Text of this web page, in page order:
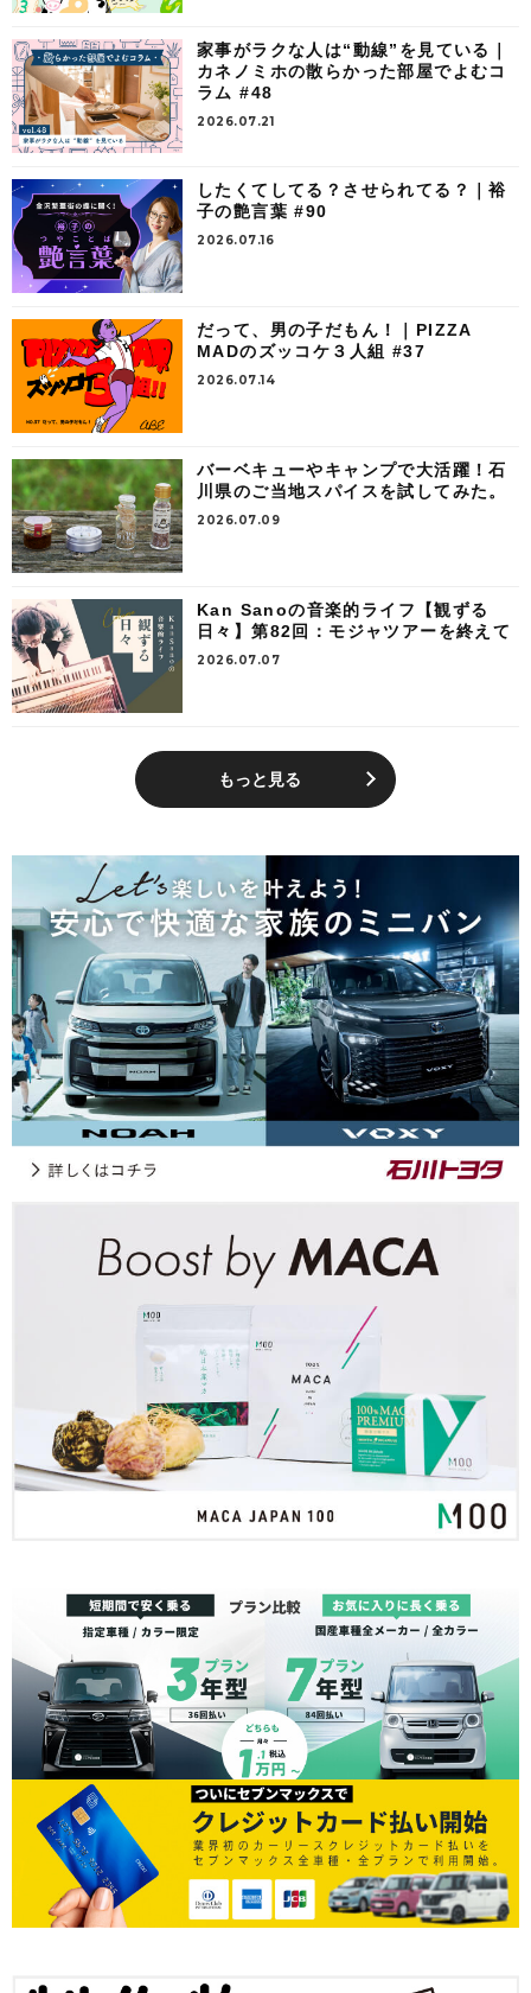
家事がラクな人は“動線”を見ている｜
カネノミホの散らかった部屋でよむコ
ラム #48
2026.07.21
したくてしてる？させられてる？｜裕
子の艶言葉 #90
2026.07.16
だって、男の子だもん！｜PIZZA
MADのズッコケ３人組 #37
2026.07.14
バーベキューやキャンプで大活躍！石
川県のご当地スパイスを試してみた。
2026.07.09
Kan Sanoの音楽的ライフ【観ずる
日々】第82回：モジャツアーを終えて
2026.07.07
もっと見る